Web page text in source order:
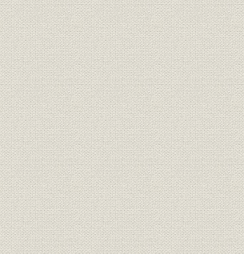
(1) 需要の伸長と需要構造の変化
(2) 水力開発から火力開発へ
(3) 超高圧基幹系統の拡充・強化
3. 燃料確保と環境保全への対応
(1) 発電用燃料の安定確保
(2) 公害防止対策の推進
4. 経営刷新と経営基盤の充実・強化
(1) 新電気料金制度と電気料金の改定